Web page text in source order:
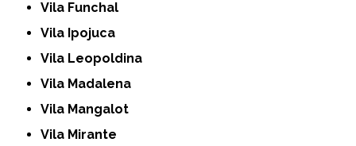
Vila Funchal
Vila Ipojuca
Vila Leopoldina
Vila Madalena
Vila Mangalot
Vila Mirante